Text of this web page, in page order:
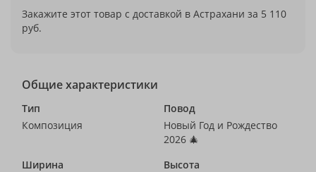
Закажите этот товар с доставкой в Астрахани за 5 110
руб.
Общие характеристики
Тип
Композиция
Повод
Новый Год и Рождество
2026 🎄
Ширина
Высота